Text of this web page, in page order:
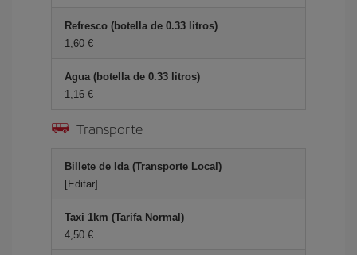
Refresco (botella de 0.33 litros)
1,60 €
Agua (botella de 0.33 litros)
1,16 €
Transporte
Billete de Ida (Transporte Local)
[Editar]
Taxi 1km (Tarifa Normal)
4,50 €